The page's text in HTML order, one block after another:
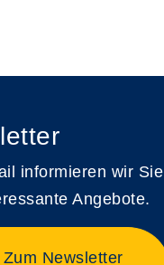
informieren wir Sie
Angebote.
Zum Newsletter